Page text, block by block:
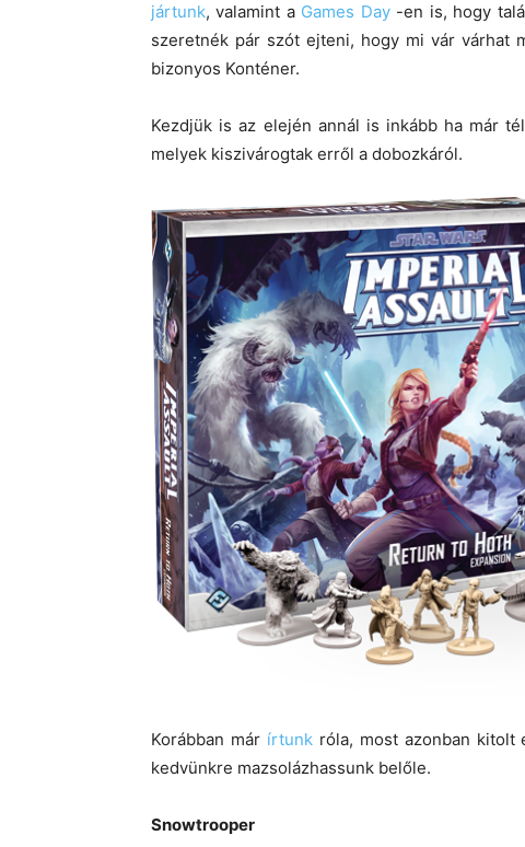
jártunk, valamint a Games Day-en is, hogy
szeretnék pár szót ejteni, hogy mi vár várhat
bizonyos Konténer.
Kezdjük is az elején annál is inkább ha már
melyek kiszivárogtak erről a dobozkáról.
Korábban már írtunkróla, most azonban kitolt
kedvünkre mazsolázhassunk belőle.
Snowtrooper